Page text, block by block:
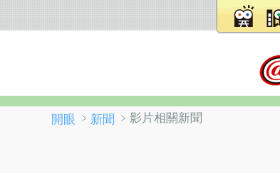
開眼 ﹥ 新聞 ﹥影片相關新聞